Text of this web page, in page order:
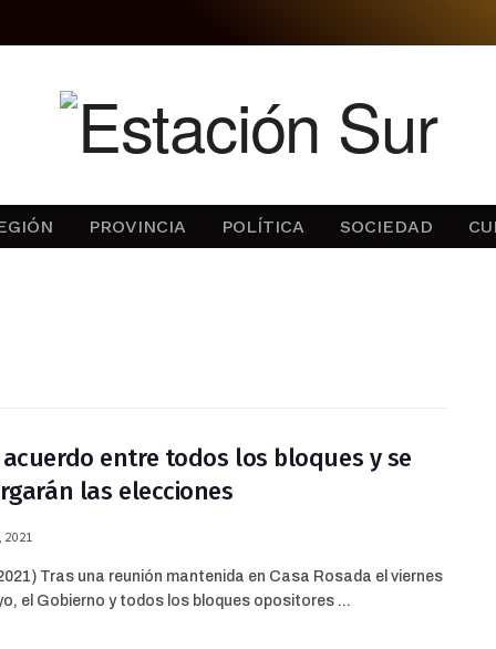
PROVINCIA POLÍTICA SOCIEDAD
entre todos los bloques y se
las elecciones
Tras una reunión mantenida en Casa Rosada el viernes
el Gobierno y todos los bloques opositores ...